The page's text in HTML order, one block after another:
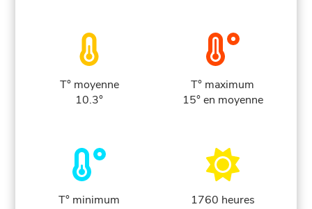
T° moyenne
10.3°
T° maximum
15° en moyenne
T° minimum
1760 heures